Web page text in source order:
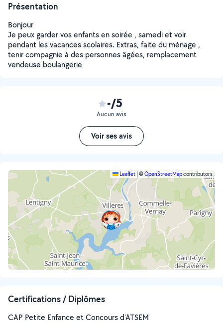
Présentation
Bonjour
Je peux garder vos enfants en soirée , samedi et voir
pendant les vacances scolaires. Extras, faite du ménage ,
tenir compagnie à des personnes âgées, remplacement
vendeuse boulangerie
-/5
Aucun avis
Voir ses avis
Leaflet ©OpenStreetMapcontributors
Certifications / Diplômes
CAP Petite Enfance et Concours d'ATSEM